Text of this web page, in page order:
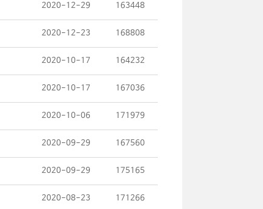
2020-12-29 163448
2020-12-23 168808
2020-10-17 164232
2020-10-17 167036
2020-10-06 171979
2020-09-29 167560
2020-09-29 175165
2020-08-23 171266